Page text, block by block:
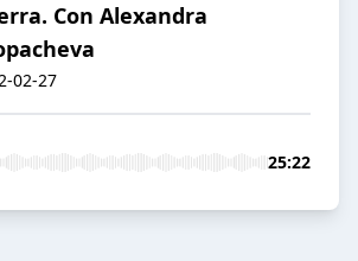
Con Alexandra
02-27
25:22